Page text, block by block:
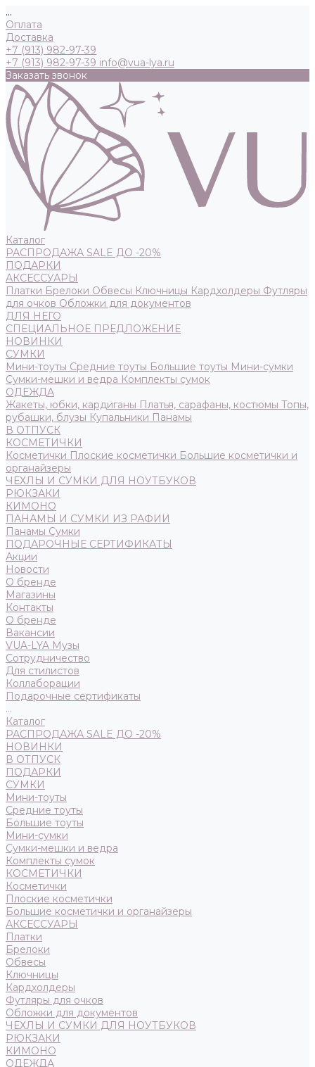
...
Оплата
Доставка
+7 (913) 982-97-39
+7 (913) 982-97-39 info@vua-lya.ru
Заказать звонок
Каталог
РАСПРОДАЖА SALE ДО -20%
ПОДАРКИ
АКСЕССУАРЫ
Платки Брелоки Обвесы Ключницы Кардхолдеры Футляры
для очков Обложки для документов
ДЛЯ НЕГО
СПЕЦИАЛЬНОЕ ПРЕДЛОЖЕНИЕ
НОВИНКИ
СУМКИ
Мини-тоуты Средние тоуты Большие тоуты Мини-сумки
Сумки-мешки и ведра Комплекты сумок
ОДЕЖДА
Жакеты, юбки, кардиганы Платья, сарафаны, костюмы Топы,
рубашки, блузы Купальники Панамы
В ОТПУСК
КОСМЕТИЧКИ
Косметички Плоские косметички Большие косметички и
органайзеры
ЧЕХЛЫ И СУМКИ ДЛЯ НОУТБУКОВ
РЮКЗАКИ
КИМОНО
ПАНАМЫ И СУМКИ ИЗ РАФИИ
Панамы Сумки
ПОДАРОЧНЫЕ СЕРТИФИКАТЫ
Акции
Новости
О бренде
Магазины
Контакты
О бренде
Вакансии
VUA-LYA Музы
Сотрудничество
Для стилистов
Коллаборации
Подарочные сертификаты
...
Каталог
РАСПРОДАЖА SALE ДО -20%
НОВИНКИ
В ОТПУСК
ПОДАРКИ
СУМКИ
Мини-тоуты
Средние тоуты
Большие тоуты
Мини-сумки
Сумки-мешки и ведра
Комплекты сумок
КОСМЕТИЧКИ
Косметички
Плоские косметички
Большие косметички и органайзеры
АКСЕССУАРЫ
Платки
Брелоки
Обвесы
Ключницы
Кардхолдеры
Футляры для очков
Обложки для документов
ЧЕХЛЫ И СУМКИ ДЛЯ НОУТБУКОВ
РЮКЗАКИ
КИМОНО
ОДЕЖДА